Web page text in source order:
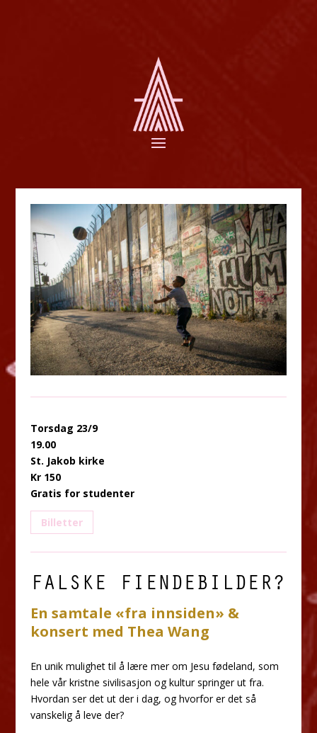
Torsdag 23/9
19.00
St. Jakob kirke
Kr 150
Gratis for studenter
Billetter
FALSKE FIENDEBILDER?
En samtale «fra innsiden» &
konsert med Thea Wang
En unik mulighet til å lære mer om Jesu fødeland, som
hele vår kristne sivilisasjon og kultur springer ut fra.
Hvordan ser det ut der i dag, og hvorfor er det så
vanskelig å leve der?